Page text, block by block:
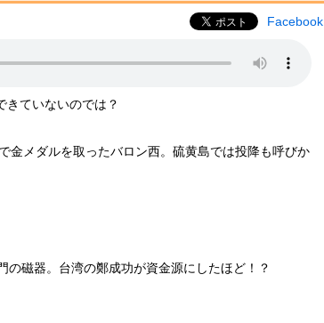
Facebook
ていないのでは？
メダルを取ったバロン西。硫黄島では投降も呼びか
磁器。台湾の鄭成功が資金源にしたほど！？